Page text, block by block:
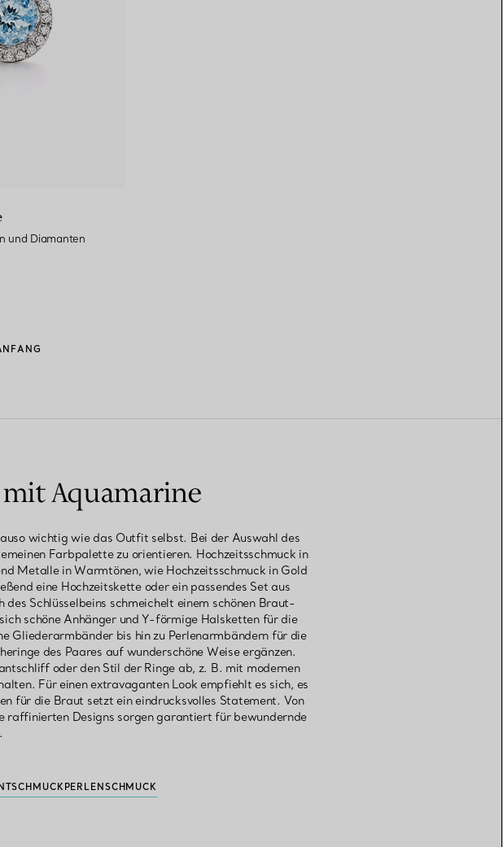
und Diamanten
Aquamarine
wichtig wie das Outfit selbst. Bei der Auswahl des
Farbpalette zu orientieren. Hochzeitsschmuck in
Metalle in Warmtönen, wie Hochzeitsschmuck in Gold
eine Hochzeitskette oder ein passendes Set aus
Schlüsselbeins schmeichelt einem schönen Braut-
schöne Anhänger und Y-förmige Halsketten für die
Gliederarmbänder bis hin zu Perlenarmbändern für die
des Paares auf wunderschöne Weise ergänzen.
oder den Stil der Ringe ab, z. B. mit modernen
Für einen extravaganten Look empfiehlt es sich, es
für die Braut setzt ein eindrucksvolles Statement. Von
raffinierten Designs sorgen garantiert für bewundernde
PERLENSCHMUCK